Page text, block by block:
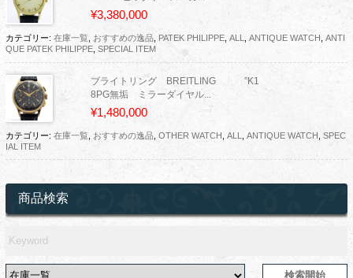
¥3,380,000
カテゴリー: 在庫一覧, おすすめの逸品, PATEK PHILIPPE, ALL ANTIQUE WATCH
ANTI
QUE PATEK PHILIPPE, SPECIAL ITEM
ブライトリング BREITLING ”K1
8PG無垢 ミラーダイヤル...
¥1,480,000
カテゴリー: 在庫一覧, おすすめの逸品, OTHER WATCH ALL ANTIQUE WATCH SPEC
IAL ITEM
商品検索